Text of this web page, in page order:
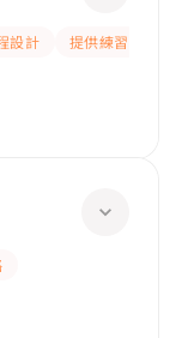
設計
提供練習題/試題